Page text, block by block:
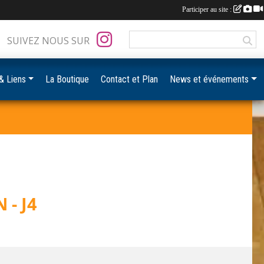
- J4
SUIVEZ NOUS SUR
Liens La Boutique Contact et Plan News et événements
Participer au site :